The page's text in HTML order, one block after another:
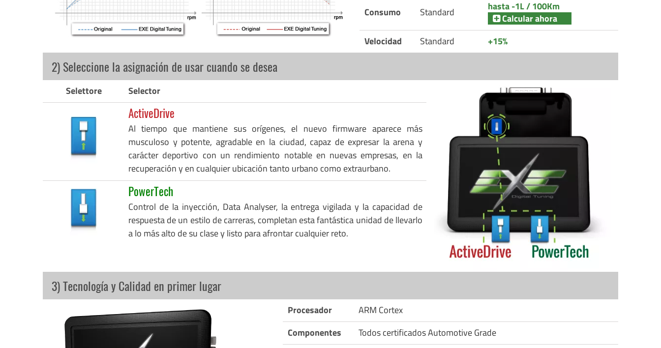
Consumo Standard
hasta -1L / 100Km
Calcular ahora
Velocidad
Standard +15%
2) Seleccione la asignación de usar cuando se desea
Selettore Selector
ActiveDrive
Al tiempo que mantiene sus orígenes, el nuevo firmware aparece más
musculoso y potente, agradable en la ciudad, capaz de expresar la arena y
carácter deportivo con un rendimiento notable en nuevas empresas, en la
recuperación y en cualquier ubicación tanto urbano como extraurbano.
PowerTech
Control de la inyección, Data Analyser, la entrega vigilada y la capacidad de
respuesta de un estilo de carreras, completan esta fantástica unidad de llevarlo
a lo más alto de su clase y listo para afrontar cualquier reto.
3) Tecnología y Calidad en primer lugar
Procesador
ARM Cortex
Componentes
Todos certificados Automotive Grade